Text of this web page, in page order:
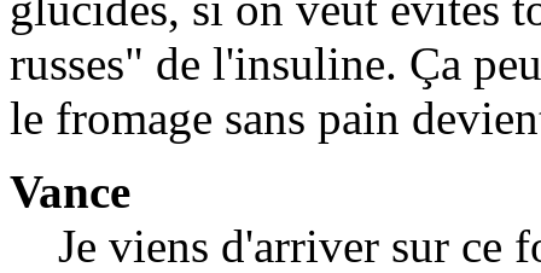
russes" de l'insuline. Ça
le fromage sans pain
Vance
Je viens d'arriver sur ce